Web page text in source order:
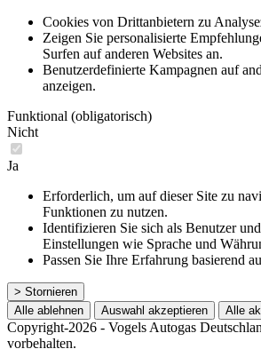
Cookies von Drittanbietern zu
Zeigen Sie personalisierte
Surfen auf anderen Websites an.
Benutzerdefinierte Kampagnen auf
anzeigen.
Funktional (obligatorisch)
Nicht
Ja
Erforderlich, um auf dieser Site zu
Funktionen zu nutzen.
Identifizieren Sie sich als Benutzer
Einstellungen wie Sprache und
Passen Sie Ihre Erfahrung basierend
> Stornieren
Alle ablehnen
Auswahl akzeptieren Alle
Copyright-2026 - Vogels Autogas
vorbehalten.